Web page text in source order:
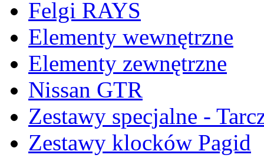
Felgi RAYS
Elementy wewnętrzne
Elementy zewnętrzne
Nissan GTR
Zestawy specjalne -
Zestawy klocków Pagid